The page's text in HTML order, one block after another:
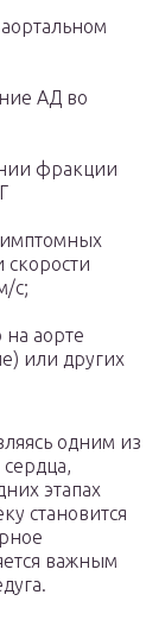
АД во
фракции
скорости
с;
аорте
или других
одним из
этапах
становится
важным